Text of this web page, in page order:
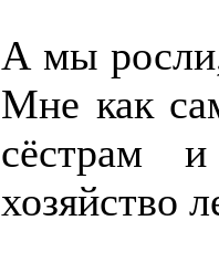
А мы росли,
Мне как
сёстрам
хозяйство